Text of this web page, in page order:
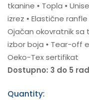
tkanine • Topla •
izrez • Elastične
Ojačan okovratnik sa
izbor boja • Tear-off
Oeko-Tex sertifikat
Dostupno: 3 do 5
Quantity: